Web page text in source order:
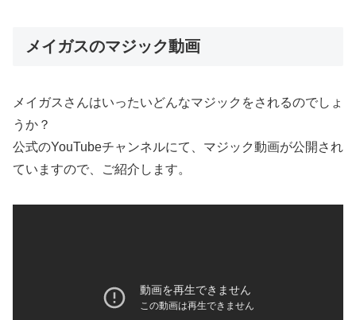
メイガスのマジック動画
メイガスさんはいったいどんなマジックをされるのでしょ
うか？
公式のYouTubeチャンネルにて、マジック動画が公開され
ていますので、ご紹介します。